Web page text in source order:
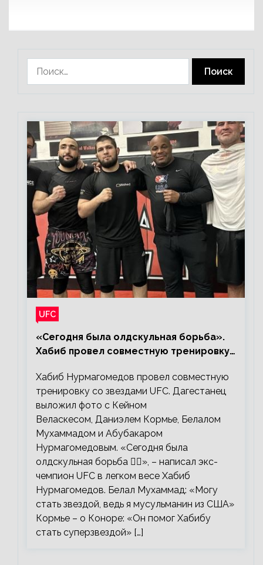
UFC
«Сегодня была олдскульная борьба».
Хабиб провел совместную тренировку
Хабиб Нурмагомедов провел совместную
тренировку со звездами UFC. Дагестанец
выложил фото с Кейном
Веласкесом, Даниэлем Кормье, Белалом
Мухаммадом и Абубакаром
Нурмагомедовым. «Сегодня была
олдскульная борьба 🤼‍♂️», – написал экс-
чемпион UFC в легком весе Хабиб
Нурмагомедов. Белал Мухаммад: «Могу
стать звездой, ведь я мусульманин из США»
Кормье – о Коноре: «Он помог Хабибу
стать суперзвездой» […]